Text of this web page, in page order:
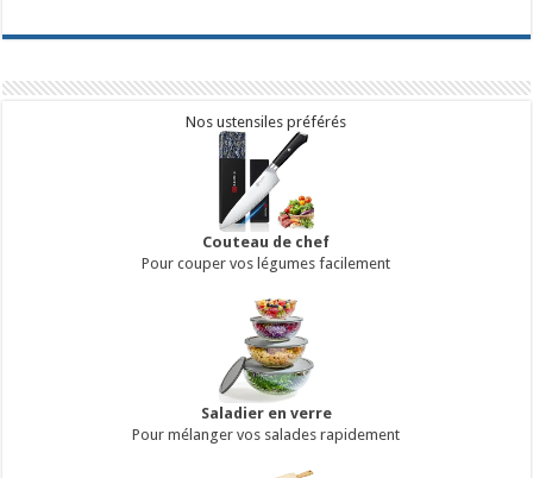
Nos ustensiles préférés
Couteau de chef
Pour couper vos légumes facilement
Saladier en verre
Pour mélanger vos salades rapidement